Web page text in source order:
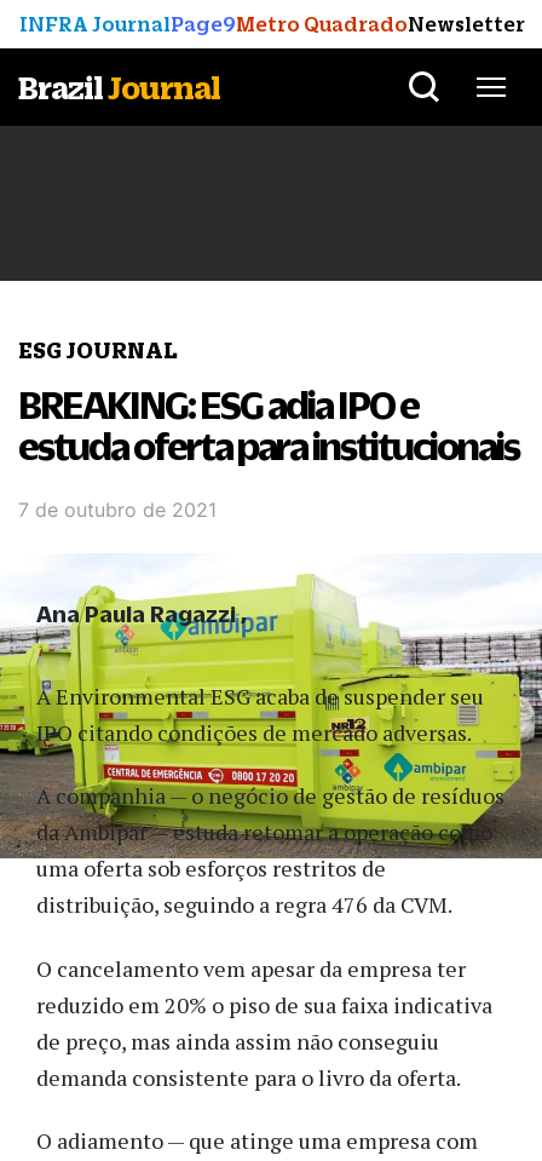
INFRA JournalPage9Metro QuadradoNewsletter
BrazilJournal
ESG JOURNAL
BREAKING: ESG adia IPO e
estuda oferta para institucionais
7 de outubro de 2021
A Environmental ESG acaba de suspender seu
IPO citando condições de mercado adversas.
A companhia — o negócio de gestão de resíduos
da Ambipar — estuda retomar a operação como
uma oferta sob esforços restritos de
distribuição, seguindo a regra 476 da CVM.
O cancelamento vem apesar da empresa ter
reduzido em 20% o piso de sua faixa indicativa
de preço, mas ainda assim não conseguiu
demanda consistente para o livro da oferta.
O adiamento — que atinge uma empresa com
Ana Paula Ragazzi